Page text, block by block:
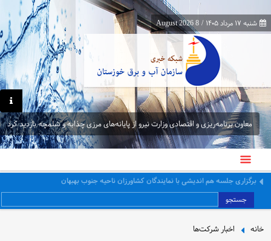
شنبه ۱۷ مرداد ۱۴۰۵ /
8 August 2026
معاون برنامه‌ریزی و اقتصادی وزارت نیرو از پایانه‌های مرزی چذابه و شلمچه بازدید کرد
معاون برنامه‌ریزی و اقتصادی وزارت نیرو از پایانه‌های مرزی چذابه و شلمچه بازدید کرد
جستجو
خانه اخبار شرکت‌ها